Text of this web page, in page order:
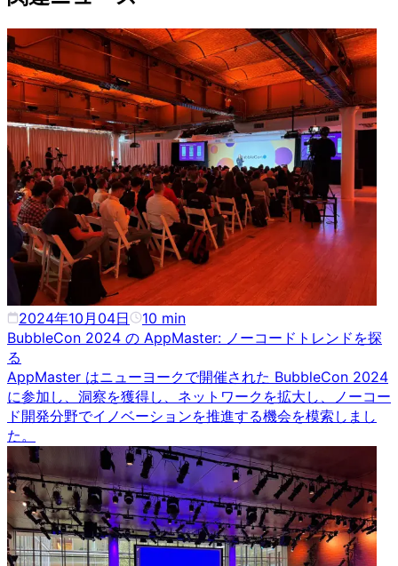
2024年10月04日 10 min
BubbleCon 2024 の AppMaster: ノーコードトレンドを探
る
AppMaster はニューヨークで開催された BubbleCon 2024
に参加し、洞察を獲得し、ネットワークを拡大し、ノーコー
ド開発分野でイノベーションを推進する機会を模索しまし
た。